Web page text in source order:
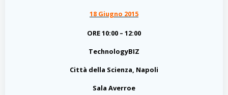
18 Giugno 2015
ORE 10:00 – 12:00
TechnologyBIZ
Città della Scienza, Napoli
Sala Averroe